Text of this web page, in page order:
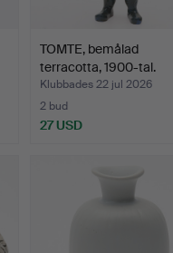
TOMTE, bemålad
terracotta, 1900-tal.
Klubbades 22 jul 2026
2 bud
27 USD